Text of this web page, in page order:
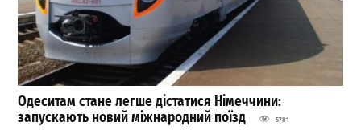
Одеситам стане легше дістатися Німеччини:
запускають новий міжнародний поїзд
5781